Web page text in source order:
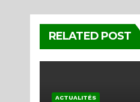
RELATED POST
ACTUALITÉS